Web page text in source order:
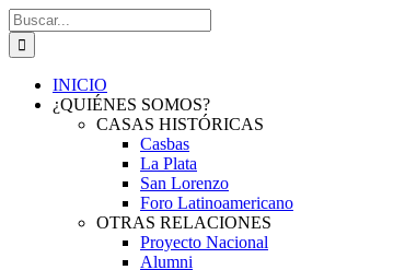
Saltar
al
contenido
Buscar:
INICIO
¿QUIÉNES SOMOS?
CASAS HISTÓRICAS
Casbas
La Plata
San Lorenzo
Foro Latinoamericano
OTRAS RELACIONES
Proyecto Nacional
Alumni